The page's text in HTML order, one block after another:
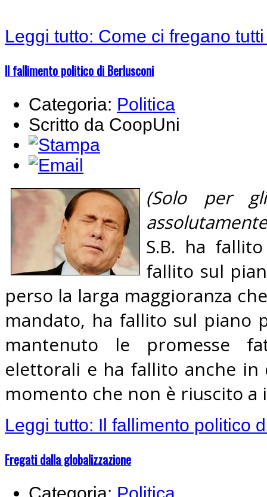
Leggi tutto: Come ci fregano
Il fallimento politico di Berlusconi
Categoria: Politica
Scritto da CoopUni
(Solo per
S.B. ha
fallito sul
perso la larga maggioranza
mandato, ha fallito sul piano
mantenuto le promesse
elettorali e ha fallito anche in
momento che non è riuscito a
Leggi tutto: Il fallimento politico
Fregati dalla globalizzazione